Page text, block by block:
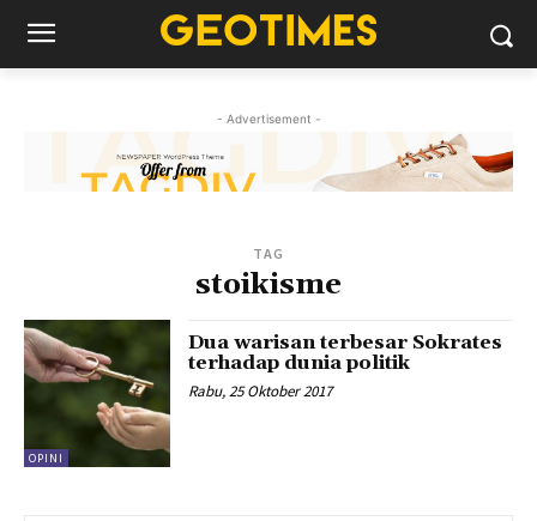
- Advertisement -
TAG
stoikisme
OPINI
Dua warisan terbesar Sokrates
terhadap dunia politik
Rabu, 25 Oktober 2017